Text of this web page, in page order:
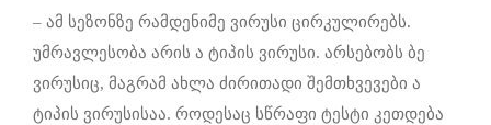
– ამ სეზონზე რამდენიმე ვირუსი ცირკულირებს.
უმრავლესობა არის ა ტიპის ვირუსი. არსებობს ბე
ვირუსიც, მაგრამ ახლა ძირითადი შემთხვევები ა
ტიპის ვირუსისაა. როდესაც სწრაფი ტესტი კეთდება